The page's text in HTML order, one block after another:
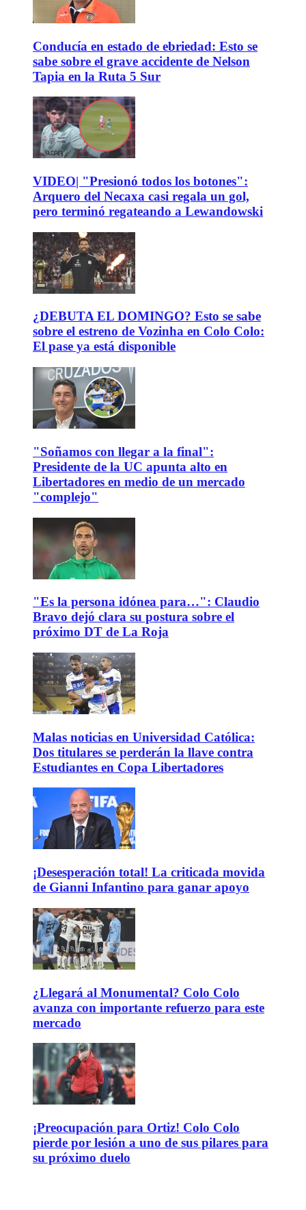
Conducía en estado de ebriedad: Esto se
sabe sobre el grave accidente de Nelson
Tapia en la Ruta 5 Sur
VIDEO| "Presionó todos los botones":
Arquero del Necaxa casi regala un gol,
pero terminó regateando a Lewandowski
¿DEBUTA EL DOMINGO? Esto se sabe
sobre el estreno de Vozinha en Colo Colo:
El pase ya está disponible
"Soñamos con llegar a la final":
Presidente de la UC apunta alto en
Libertadores en medio de un mercado
"complejo"
"Es la persona idónea para…": Claudio
Bravo dejó clara su postura sobre el
próximo DT de La Roja
Malas noticias en Universidad Católica:
Dos titulares se perderán la llave contra
Estudiantes en Copa Libertadores
¡Desesperación total! La criticada movida
de Gianni Infantino para ganar apoyo
¿Llegará al Monumental? Colo Colo
avanza con importante refuerzo para este
mercado
¡Preocupación para Ortiz! Colo Colo
pierde por lesión a uno de sus pilares para
su próximo duelo